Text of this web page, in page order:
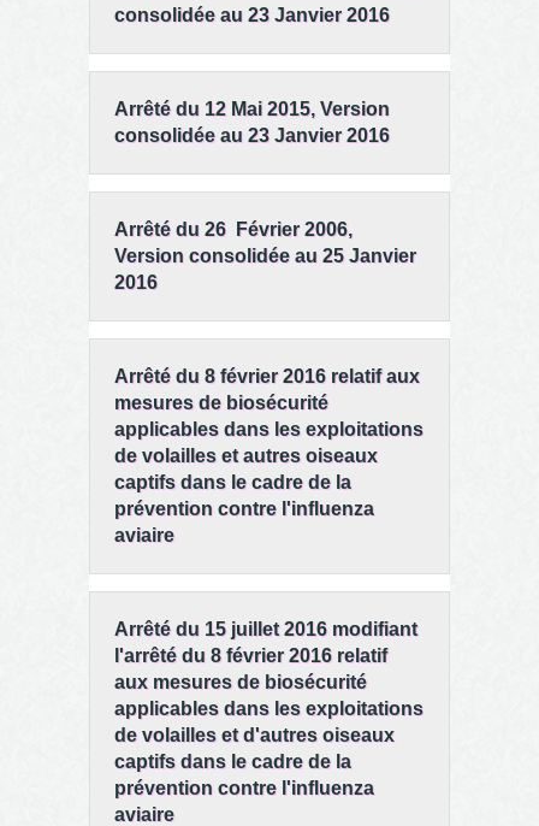
consolidée au 23 Janvier 2016
Arrêté du 12 Mai 2015, Version
consolidée au 23 Janvier 2016
Arrêté du 26 Février 2006,
Version consolidée au 25 Janvier
2016
Arrêté du 8 février 2016 relatif aux
mesures de biosécurité
applicables dans les exploitations
de volailles et autres oiseaux
captifs dans le cadre de la
prévention contre l'influenza
aviaire
Arrêté du 15 juillet 2016 modifiant
l'arrêté du 8 février 2016 relatif
aux mesures de biosécurité
applicables dans les exploitations
de volailles et d'autres oiseaux
captifs dans le cadre de la
prévention contre l'influenza
aviaire